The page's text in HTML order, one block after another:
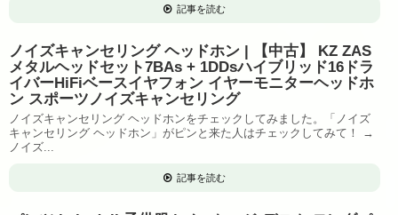
記事を読む
ノイズキャンセリング ヘッドホン | 【中古】 KZ ZAS
メタルヘッドセット7BAs + 1DDsハイブリッド16ドラ
イバーHiFiベースイヤフォン イヤーモニターヘッドホ
ン スポーツノイズキャンセリング
ノイズキャンセリング ヘッドホンをチェックしてみました。「ノイズ
キャンセリング ヘッドホン」がピンと来た人はチェックしてみて！ →
ノイズ...
記事を読む